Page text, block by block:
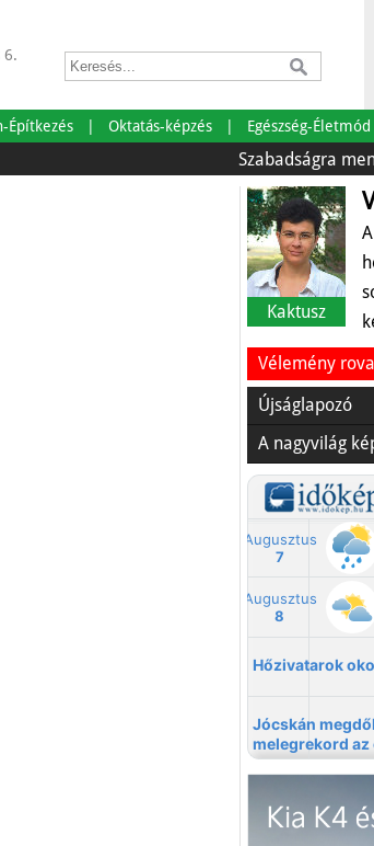
6.
Építkezés Oktatás-képzés Egészség-Életmód
Szabadságra mentünk!
mint
Kaktusz
Vélemény
Újságlapozó
A nagyvilág